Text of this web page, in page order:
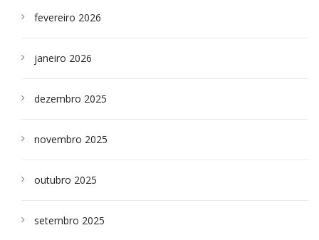
fevereiro 2026
janeiro 2026
dezembro 2025
novembro 2025
outubro 2025
setembro 2025